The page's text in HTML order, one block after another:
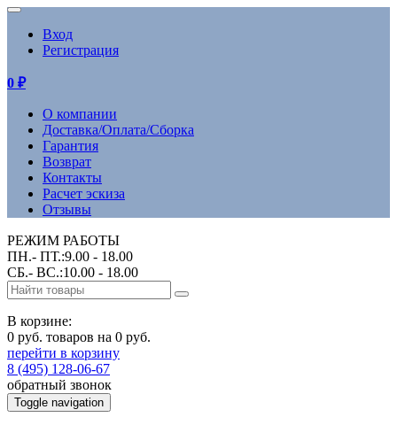
Вход
Регистрация
0 ₽
О компании
Доставка/Оплата/Сборка
Гарантия
Возврат
Контакты
Расчет эскиза
Отзывы
РЕЖИМ РАБОТЫ
ПН.- ПТ.:9.00 - 18.00
СБ.- ВС.:10.00 - 18.00
В корзине:
0 руб. товаров на 0 руб.
перейти в корзину
8 (495) 128-06-67
обратный звонок
Toggle navigation